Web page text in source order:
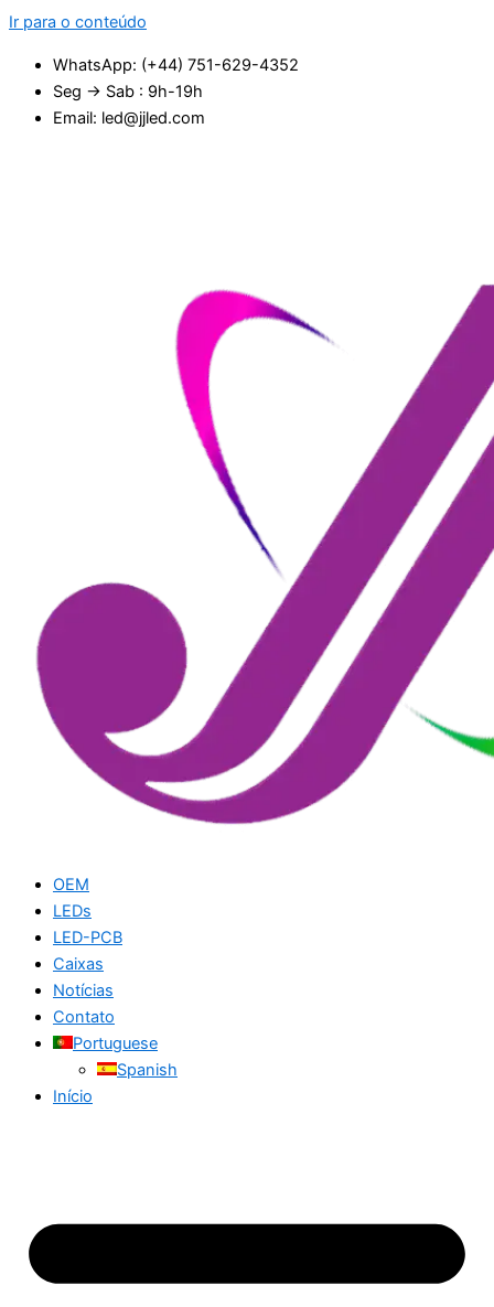
Ir para o conteúdo
WhatsApp: (+44) 751-629-4352
Seg → Sab : 9h-19h
Email: led@jjled.com
OEM
LEDs
LED-PCB
Caixas
Notícias
Contato
Portuguese
Spanish
Início